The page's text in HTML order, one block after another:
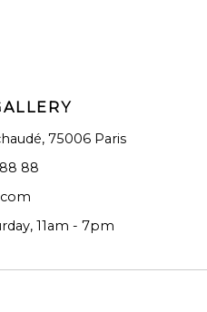
75006 Paris
88
11am - 7pm